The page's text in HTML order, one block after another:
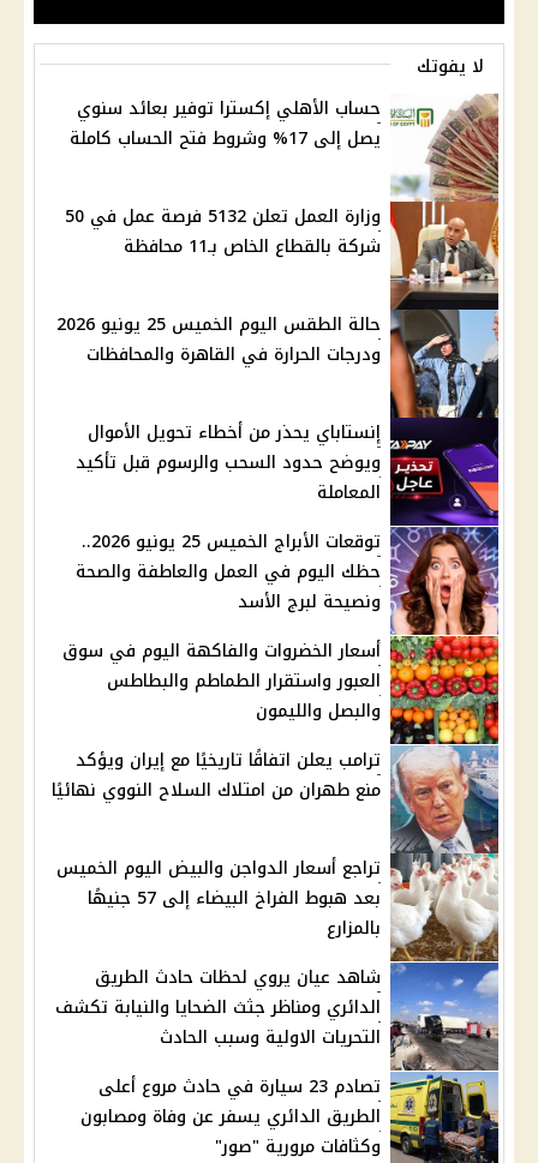
لا يفوتك
حساب الأهلي إكسترا توفير بعائد سنوي
يصل إلى 17% وشروط فتح الحساب كاملة
وزارة العمل تعلن 5132 فرصة عمل في 50
شركة بالقطاع الخاص بـ11 محافظة
حالة الطقس اليوم الخميس 25 يونيو 2026
ودرجات الحرارة في القاهرة والمحافظات
إنستاباي يحذر من أخطاء تحويل الأموال
ويوضح حدود السحب والرسوم قبل تأكيد
المعاملة
توقعات الأبراج الخميس 25 يونيو 2026..
حظك اليوم في العمل والعاطفة والصحة
ونصيحة لبرج الأسد
أسعار الخضروات والفاكهة اليوم في سوق
العبور واستقرار الطماطم والبطاطس
والبصل والليمون
ترامب يعلن اتفاقًا تاريخيًا مع إيران ويؤكد
منع طهران من امتلاك السلاح النووي نهائيًا
تراجع أسعار الدواجن والبيض اليوم الخميس
بعد هبوط الفراخ البيضاء إلى 57 جنيهًا
بالمزارع
شاهد عيان يروي لحظات حادث الطريق
الدائري ومناظر جثث الضحايا والنيابة تكشف
التحريات الاولية وسبب الحادث
تصادم 23 سيارة في حادث مروع أعلى
الطريق الدائري يسفر عن وفاة ومصابون
وكثافات مرورية "صور"